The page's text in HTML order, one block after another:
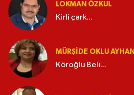
LOKMAN ÖZKUL
Kirli çark...
MÜRŞIDE OKLU AYHAN
Köroğlu Beli...